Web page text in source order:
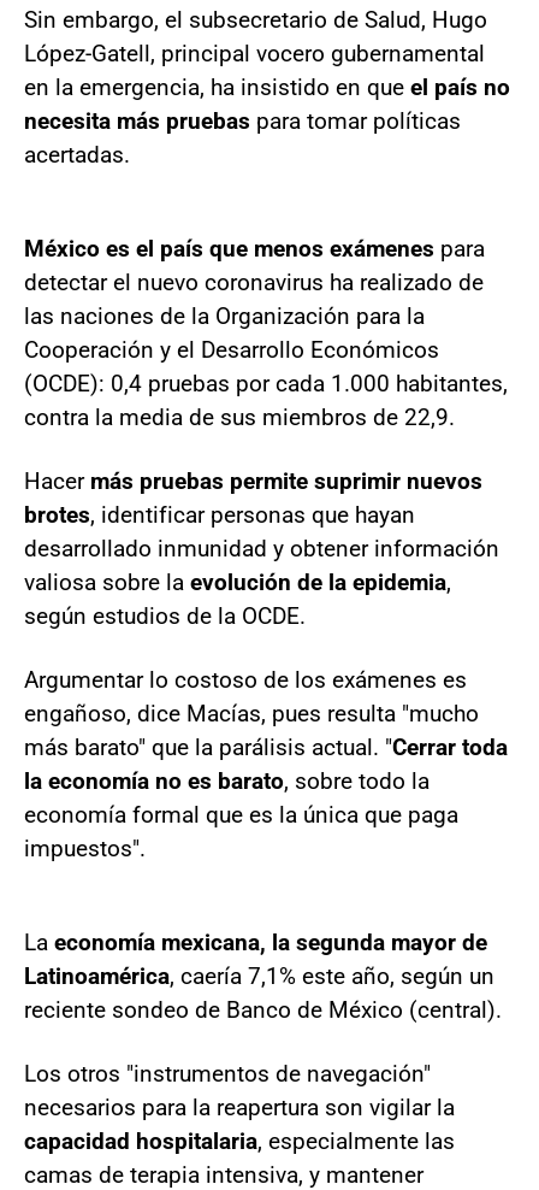
Sin embargo, el subsecretario de Salud, Hugo
López-Gatell, principal vocero gubernamental
en la emergencia, ha insistido en que el país no
necesita más pruebas para tomar políticas
acertadas.
México es el país que menos exámenes para
detectar el nuevo coronavirus ha realizado de
las naciones de la Organización para la
Cooperación y el Desarrollo Económicos
(OCDE): 0,4 pruebas por cada 1.000 habitantes,
contra la media de sus miembros de 22,9.
Hacermás pruebas permite suprimir nuevos
brotes, identificar personas que hayan
desarrollado inmunidad y obtener información
valiosa sobre la evolución de la epidemia,
según estudios de la OCDE.
Argumentar lo costoso de los exámenes es
engañoso, dice Macías, pues resulta "mucho
más barato" que la parálisis actual. "Cerrar toda
la economía no es barato, sobre todo la
economía formal que es la única que paga
impuestos".
La economía mexicana, la segunda mayor de
Latinoamérica, caería 7,1% este año, según un
reciente sondeo de Banco de México (central).
Los otros "instrumentos de navegación"
necesarios para la reapertura son vigilar la
capacidad hospitalaria, especialmente las
camas de terapia intensiva, y mantener